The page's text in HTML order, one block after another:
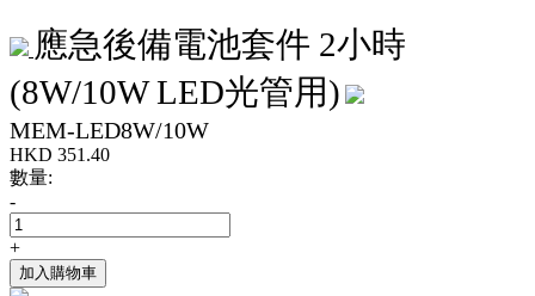
應急後備電池套件 2小時
(8W/10W LED光管用)
MEM-LED8W/10W
HKD 351.40
數量:
-
+
加入購物車